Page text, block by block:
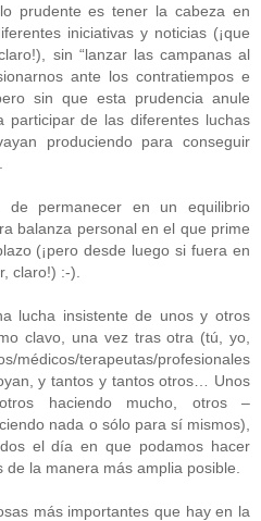
prudente es tener la cabeza en
iniciativas y noticias (¡que
sin “lanzar las campanas al
ante los contratiempos e
sin que esta prudencia anule
participar de las diferentes luchas
produciendo para conseguir
de permanecer en un equilibrio
balanza personal en el que prime
(¡pero desde luego si fuera en
claro!) :-).
lucha insistente de unos y otros
clavo, una vez tras otra (tú, yo,
médicos/terapeutas/profesionales
y tantos y tantos otros… Unos
haciendo mucho, otros –
nada o sólo para sí mismos),
el día en que podamos hacer
la manera más amplia posible.
más importantes que hay en la